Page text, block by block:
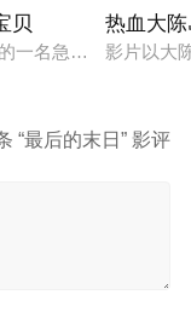
old rebellious Ste
贝
一名急诊医生。当她
热血大
影片以大
“最后的末日” 影评